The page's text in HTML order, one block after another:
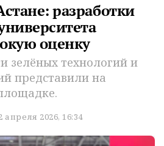
разработки
оценку
зелёных технологий и
представили на
апреля 2026, 16:34